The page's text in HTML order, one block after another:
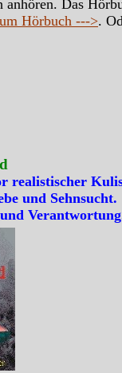
anhören. Das
Hörbuch --->.
realistischer
und Sehnsucht.